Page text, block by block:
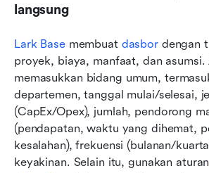
langsung
Lark Base membuat dasbor dengan
proyek, biaya, manfaat, dan
memasukkan bidang umum,
departemen, tanggal mulai/selesai,
(CapEx/Opex), jumlah, pendorong
(pendapatan, waktu yang dihemat,
kesalahan), frekuensi (bulanan/
keyakinan. Selain itu, gunakan aturan